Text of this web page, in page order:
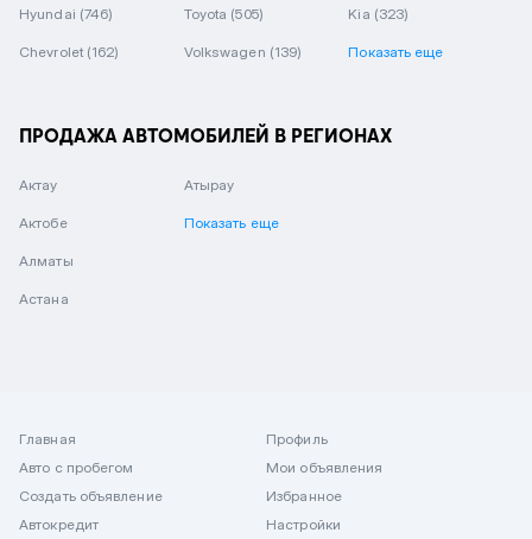
Hyundai (746) Toyota (505) Kia (323)
Chevrolet (162) Volkswagen (139) Показать еще
ПРОДАЖА АВТОМОБИЛЕЙ В РЕГИОНАХ
Актау
Актобе
Алматы
Астана
Атырау
Показать еще
Главная
Авто с пробегом
Создать объявление
Автокредит
Профиль
Мои объявления
Избранное
Настройки